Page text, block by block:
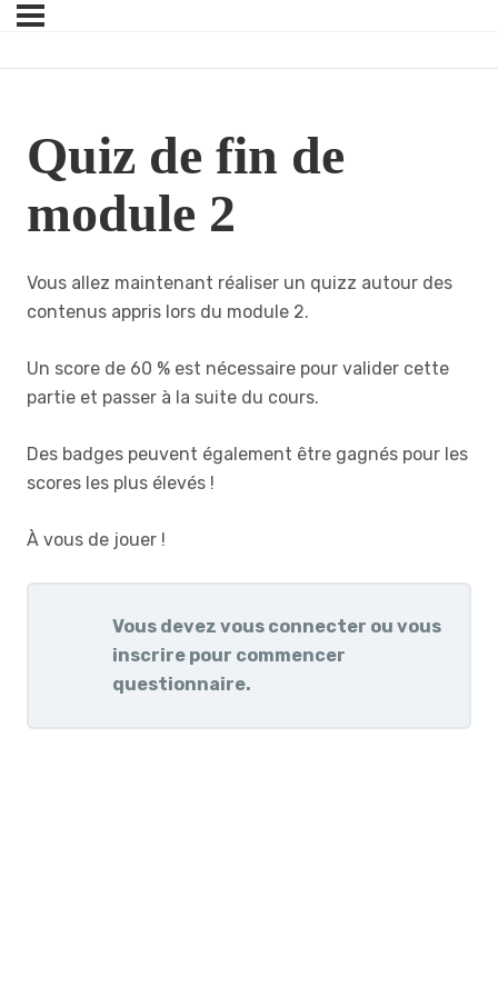
Quiz de fin de
module 2
Vous allez maintenant réaliser un quizz autour des
contenus appris lors du module 2.
Un score de 60 % est nécessaire pour valider cette
partie et passer à la suite du cours.
Des badges peuvent également être gagnés pour les
scores les plus élevés !
À vous de jouer !
Vous devez vous connecter ou vous
inscrire pour commencer
questionnaire.